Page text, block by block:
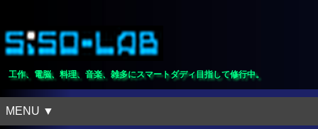
工作、電脳、料理、音楽、雑多にスマートダディ目指して修行中。
MENU ▼